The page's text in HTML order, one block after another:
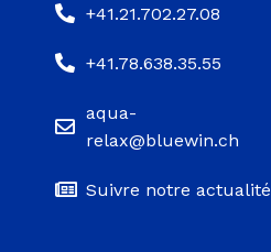
+41.21.702.27.08
+41.78.638.35.55
aqua-
relax@bluewin.ch
Suivre notre actualité